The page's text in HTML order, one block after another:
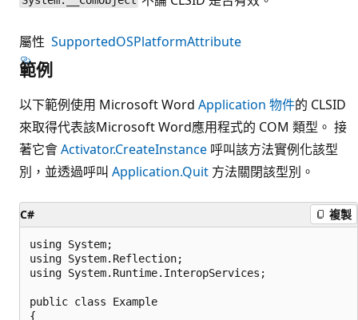
屬性 SupportedOSPlatformAttribute
範例
以下範例使用 Microsoft Word Application 物件的 CLSID
來取得代表該Microsoft Word應用程式的 COM 類型。 接
著它會Activator.CreateInstance 呼叫該方法實例化該型
別，並透過呼叫 Application.Quit 方法關閉該型別。
C# 複製
using System;
using System.Reflection;
using System.Runtime.InteropServices;
public class Example
{